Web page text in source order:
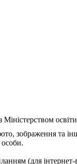
Міністерством
зображення та
особи.
(для